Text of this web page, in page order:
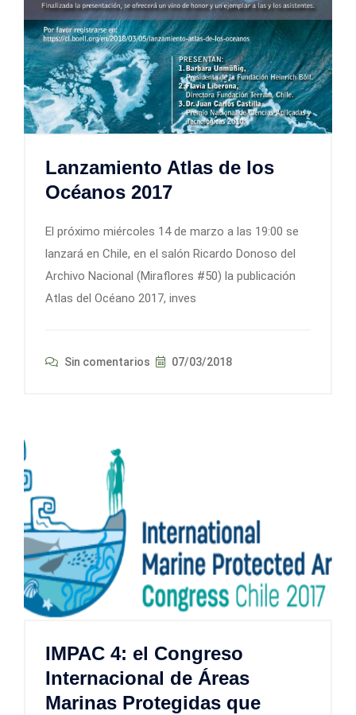
Lanzamiento Atlas de los
Océanos 2017
El próximo miércoles 14 de marzo a las 19:00 se
lanzará en Chile, en el salón Ricardo Donoso del
Archivo Nacional (Miraflores #50) la publicación
Atlas del Océano 2017, inves
Sin comentarios 07/03/2018
IMPAC 4: el Congreso
Internacional de Áreas
Marinas Protegidas que